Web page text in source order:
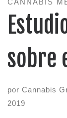
CANNABIS
sobre
por Cannabis
2019